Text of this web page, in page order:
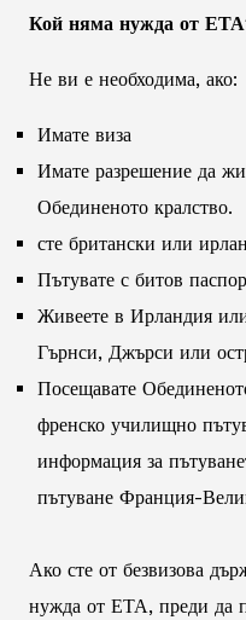
Кой няма нужда от
Не ви е необходима, ако:
Имате виза
Имате разрешение да
Обединеното кралство.
сте британски или
Пътувате с битов
Живеете в Ирландия
Гърнси, Джърси или
Посещавате
френско училищно
информация за
пътуване Франция-
Ако сте от безвизова
нужда от ЕТА, преди да